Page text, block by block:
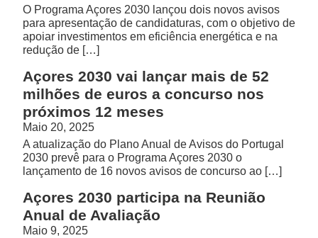
O Programa Açores 2030 lançou dois novos avisos
para apresentação de candidaturas, com o objetivo de
apoiar investimentos em eficiência energética e na
redução de […]
Açores 2030 vai lançar mais de 52
milhões de euros a concurso nos
próximos 12 meses
Maio 20, 2025
A atualização do Plano Anual de Avisos do Portugal
2030 prevê para o Programa Açores 2030 o
lançamento de 16 novos avisos de concurso ao […]
Açores 2030 participa na Reunião
Anual de Avaliação
Maio 9, 2025